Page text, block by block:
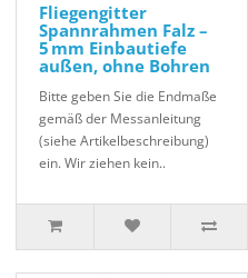
Fliegengitter
Spannrahmen Falz –
5 mm Einbautiefe
außen, ohne Bohren
Bitte geben Sie die Endmaße
gemäß der Messanleitung
(siehe Artikelbeschreibung)
ein. Wir ziehen kein..